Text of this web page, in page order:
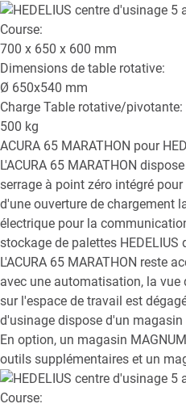
Course:
700 x 650 x 600 mm
Dimensions de table rotative:
Ø 650x540 mm
Charge Table rotative/pivotante:
500 kg
ACURA 65 MARATHON pour
L'ACURA 65 MARATHON
serrage à point zéro intégré
d'une ouverture de chargement
électrique pour la
stockage de palettes HEDELIUS
L'ACURA 65 MARATHON reste
avec une automatisation, la
sur l'espace de travail est
d'usinage dispose d'un
En option, un magasin
outils supplémentaires et un
Course: